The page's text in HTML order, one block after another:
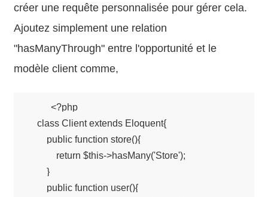
créer une requête personnalisée pour gérer cela.
Ajoutez simplement une relation
"hasManyThrough" entre l'opportunité et le
modèle client comme,
    <?php
    class Client extends Eloquent{
        public function store(){
            return $this->hasMany('Store');
        }
        public function user(){